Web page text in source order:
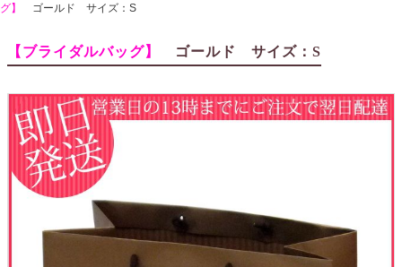
プチギフト
ウェイトドール
ウェルカムボード
クロックギフト
ペーパーアイテム
DIY用品
グ】
ゴールド サイズ：S
【ブライダルバッグ】 ゴールド サイズ：S